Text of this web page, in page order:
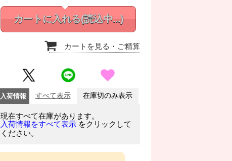
カートに入れる(読込中...)
カートを見る ・ご精算
入荷情報 すべて表示 在庫切のみ表示
現在すべて在庫があります。
入荷情報をすべて表示 をクリックして
ください。